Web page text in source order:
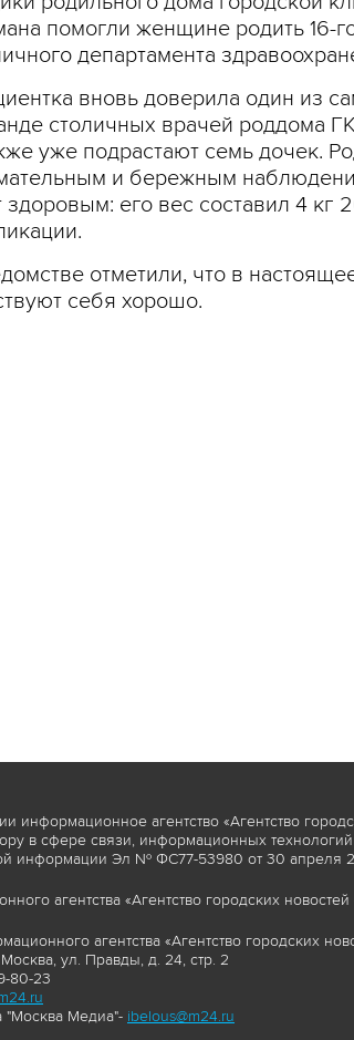
помогли женщине родить 16-
департамента
вновь доверила один из
столичных врачей роддома
уже подрастают семь дочек.
и бережным
здоровым: его вес составил 4 кг
отметили, что в
себя хорошо.
информационное агентство «Агентство
в сфере связи, информационных
информации Эл № ФС77-53980 от 30 апреля
агентства «Агентство городских
агентства «Агентство городских
ул. Правды, д. 24, стр. 2
80-23
"Москва Медиа"- ibelous@m24.ru